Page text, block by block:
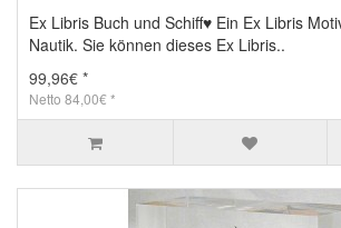
Ex Libris Buch und Schiff♥ Ein Ex Libris
Nautik. Sie können dieses Ex Libris..
99,96€ *
Netto 84,00€ *